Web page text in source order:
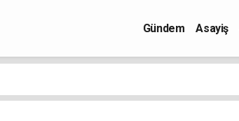
Gündem Asayiş